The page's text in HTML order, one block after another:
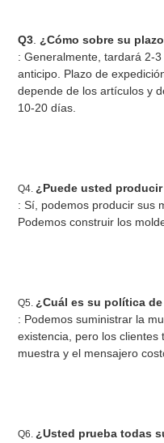
Q3. ¿Cómo sobre su
: Generalmente, tardará 2-
anticipo. Plazo de
depende de los artículos y
10-20 días.
Q4. ¿Puede usted
: Sí, podemos producir sus
Podemos construir los
Q5. ¿Cuál es su política
: Podemos suministrar la
existencia, pero los clientes
muestra y el mensajero
Q6. ¿Usted prueba todas